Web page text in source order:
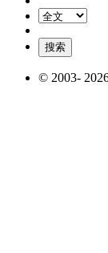
© 2003-